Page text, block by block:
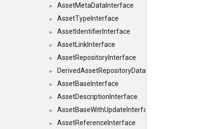
► AssetMetaDataInterface
► AssetTypeInterface
► AssetIdentifierInterface
► AssetLinkInterface
► AssetRepositoryInterface
► DerivedAssetRepositoryDataInterface
► AssetBaseInterface
► AssetDescriptionInterface
► AssetBaseWithUpdateInterface
► AssetReferenceInterface